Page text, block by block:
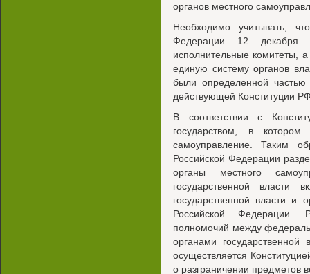
органов местного
Необходимо учитывать,
Федерации 12
исполнительные комитеты,
единую систему органов
были определенной частью
действующей Конституции
В соответствии с
государством, в котором
самоуправление. Таким
Российской Федерации
органы местного
государственной
государственной власти и
Российской Федерации.
полномочий между
органами государственной
осуществляется
о разграничении предметов